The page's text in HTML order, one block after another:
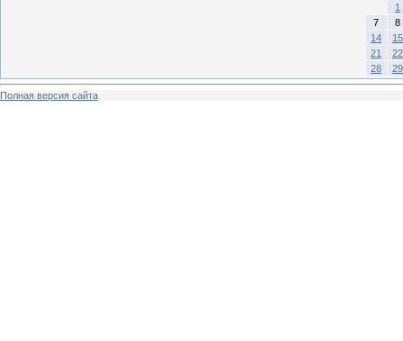
1
7
8
14
15
21
22
28
29
Полная версия сайта